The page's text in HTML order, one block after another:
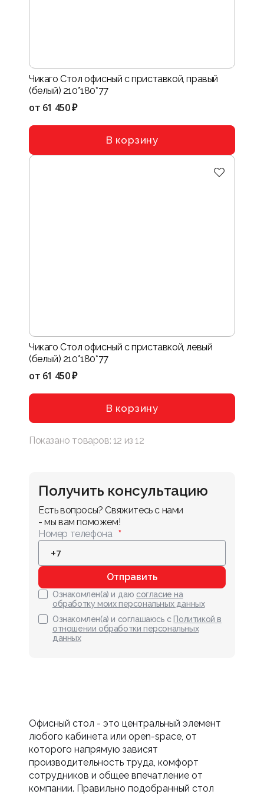
Чикаго Стол офисный с приставкой, правый
(белый) 210*180*77
от 61 450 ₽
В корзину
Чикаго Стол офисный с приставкой, левый
(белый) 210*180*77
от 61 450 ₽
В корзину
Показано товаров: 12 из12
Получить консультацию
Есть вопросы? Свяжитесь с нами
- мы вам поможем!
Номер телефона
Отправить
Ознакомлен(а) и даю согласие на
обработку моих персональных данных
Ознакомлен(а) и соглашаюсь с Политикой в
отношении обработки персональных
данных
Офисный стол - это центральный элемент
любого кабинета или open-space, от
которого напрямую зависят
производительность труда, комфорт
сотрудников и общее впечатление от
компании. Правильно подобранный стол